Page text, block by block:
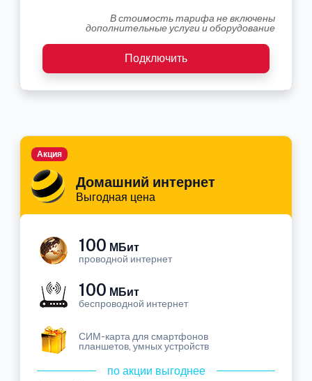
В стоимость тарифа не включены
дополнительные услуги и оборудование
Подключить
Домашний интернет
Выгодная цена
Акция
100 МБит
проводной интернет
100 МБит
беспроводной интернет
СИМ-карта для смартфонов
планшетов, умных устройств
по акции выгоднее